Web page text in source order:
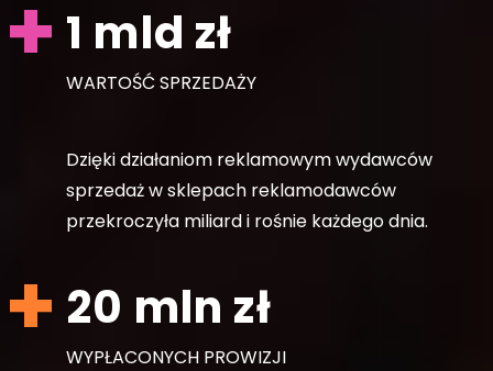
1 mld zł
WARTOŚĆ SPRZEDAŻY
Dzięki działaniom reklamowym wydawców
sprzedaż w sklepach reklamodawców
przekroczyła miliard i rośnie każdego dnia.
20 mln zł
WYPŁACONYCH PROWIZJI